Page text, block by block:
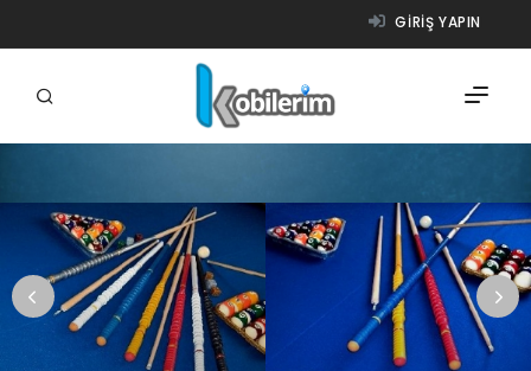
GIRIŞ YAPIN
FIRMALAR
ÜRÜNLER
NASIL ÇALIŞIR?